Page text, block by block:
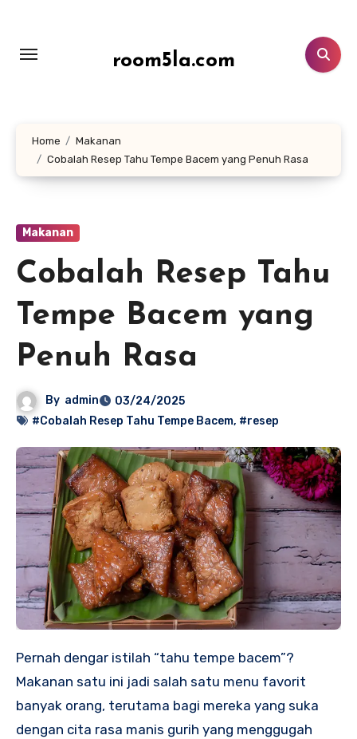
konten
room5la.com
Home
Makanan
Cobalah Resep Tahu Tempe Bacem yang Penuh Rasa
Makanan
Cobalah Resep Tahu
Tempe Bacem yang
Penuh Rasa
By admin
03/24/2025
#Cobalah Resep Tahu Tempe Bacem, #resep
Pernah dengar istilah “tahu tempe bacem”?
Makanan satu ini jadi salah satu menu favorit
banyak orang, terutama bagi mereka yang suka
dengan cita rasa manis gurih yang menggugah